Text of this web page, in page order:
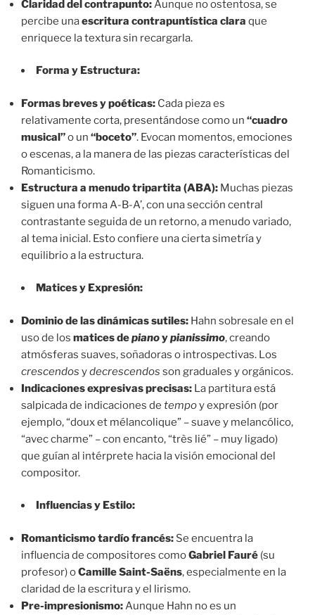
Claridad del contrapunto:Aunque no ostentosa, se
percibe unaescritura contrapuntística clara que
enriquece la textura sin recargarla.
Forma y Estructura:
Formas breves y poéticas: Cada pieza es
relativamente corta, presentándose como un “cuadro
musical”o un “boceto”. Evocan momentos, emociones
o escenas, a la manera de las piezas características del
Romanticismo.
Estructura a menudo tripartita (ABA): Muchas piezas
siguen una forma A-B-A’, con una sección central
contrastante seguida de un retorno, a menudo variado,
al tema inicial. Esto confiere una cierta simetría y
equilibrio a la estructura.
Matices y Expresión:
Dominio de las dinámicas sutiles: Hahn sobresale en el
uso de los matices depianoypianissimo, creando
atmósferas suaves, soñadoras o introspectivas. Los
crescendos ydecrescendos son graduales y orgánicos.
Indicaciones expresivas precisas: La partitura está
salpicada de indicaciones de tempoy expresión (por
ejemplo, “doux et mélancolique” – suave y melancólico,
“avec charme” – con encanto, “très lié” – muy ligado)
que guían al intérprete hacia la visión emocional del
compositor.
Influencias y Estilo:
Romanticismo tardío francés: Se encuentra la
influencia de compositores comoGabriel Fauré (su
profesor) oCamille Saint-Saëns, especialmente en la
claridad de la escritura y el lirismo.
Pre-impresionismo:Aunque Hahn no es un